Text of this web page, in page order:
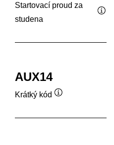
Startovací proud za
studena
AUX14
Krátký kód